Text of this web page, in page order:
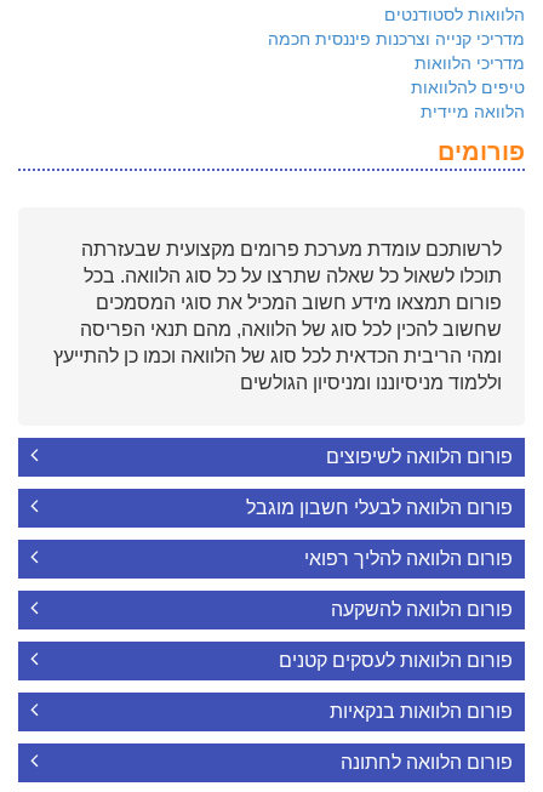
הלוואות לסטודנטים
מדריכי קנייה וצרכנות פיננסית חכמה
מדריכי הלוואות
טיפים להלוואות
הלוואה מיידית
פורומים
לרשותכם עומדת מערכת פרומים מקצועית שבעזרתה
תוכלו לשאול כל שאלה שתרצו על כל סוג הלוואה. בכל
פורום תמצאו מידע חשוב המכיל את סוגי המסמכים
שחשוב להכין לכל סוג של הלוואה, מהם תנאי הפריסה
ומהי הריבית הכדאית לכל סוג של הלוואה וכמו כן להתייעץ
וללמוד מניסיוננו ומניסיון הגולשים
פורום הלוואה לשיפוצים
פורום הלוואה לבעלי חשבון מוגבל
פורום הלוואה להליך רפואי
פורום הלוואה להשקעה
פורום הלוואות לעסקים קטנים
פורום הלוואות בנקאיות
פורום הלוואה לחתונה